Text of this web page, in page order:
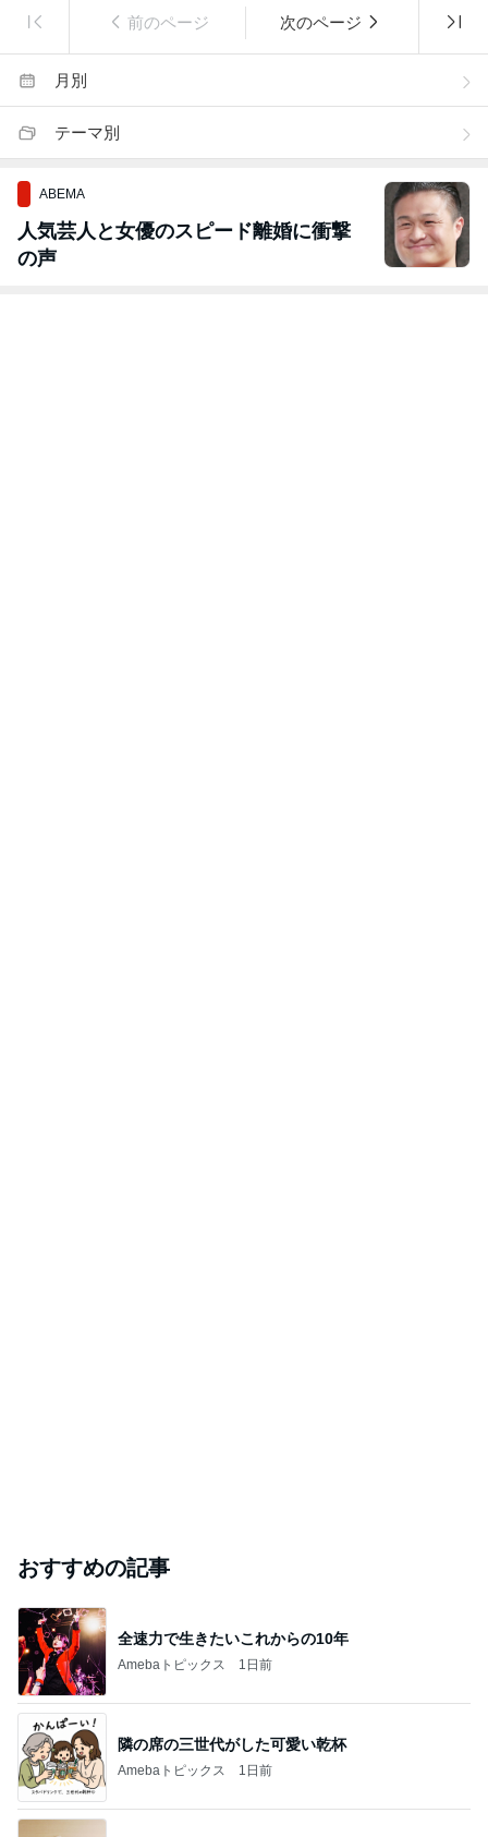
前のページ 次のページ
月別
テーマ別
ABEMA
人気芸人と女優のスピード離婚に衝撃
の声
おすすめの記事
全速力で生きたいこれからの10年
Amebaトピックス 1日前
隣の席の三世代がした可愛い乾杯
Amebaトピックス 1日前